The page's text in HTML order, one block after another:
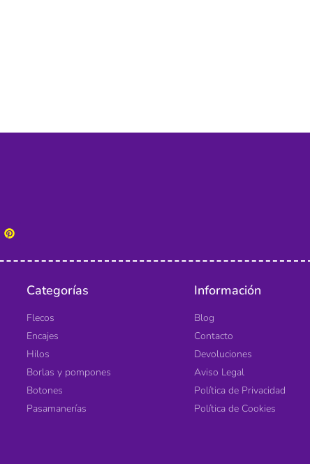
Categorías
Flecos
Encajes
Hilos
Borlas y pompones
Botones
Pasamanerías
Información
Blog
Contacto
Devoluciones
Aviso Legal
Política de Privacidad
Política de Cookies